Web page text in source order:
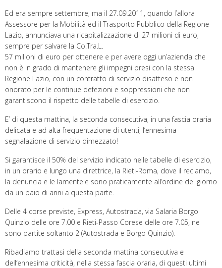
Ed era sempre settembre, ma il 27.09.2011, quando l’allora
Assessore per la Mobilità ed il Trasporto Pubblico della Regione
Lazio, annunciava una ricapitalizzazione di 27 milioni di euro,
sempre per salvare la Co.Tra.L.
57 milioni di euro per ottenere e per avere oggi un’azienda che
non è in grado di mantenere gli impegni presi con la stessa
Regione Lazio, con un contratto di servizio disatteso e non
onorato per le continue defezioni e soppressioni che non
garantiscono il rispetto delle tabelle di esercizio.
E’ di questa mattina, la seconda consecutiva, in una fascia oraria
delicata e ad alta frequentazione di utenti, l’ennesima
segnalazione di servizio dimezzato!
Si garantisce il 50% del servizio indicato nelle tabelle di esercizio,
in un orario e lungo una direttrice, la Rieti-Roma, dove il reclamo,
la denuncia e le lamentele sono praticamente all’ordine del giorno
da un paio di anni a questa parte.
Delle 4 corse previste, Express, Autostrada, via Salaria Borgo
Quinzio delle ore 7.00 e Rieti-Passo Corese delle ore 7.05, ne
sono partite soltanto 2 (Autostrada e Borgo Quinzio).
Ribadiamo trattasi della seconda mattina consecutiva e
dell’ennesima criticità, nella stessa fascia oraria, di questi ultimi